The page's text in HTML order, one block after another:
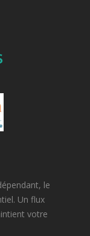
le
Un flux
votre